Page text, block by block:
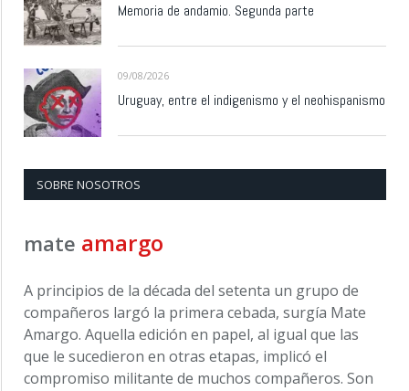
Memoria de andamio. Segunda parte
09/08/2026
Uruguay, entre el indigenismo y el neohispanismo
SOBRE NOSOTROS
mate amargo
A principios de la década del setenta un grupo de
compañeros largó la primera cebada, surgía Mate
Amargo. Aquella edición en papel, al igual que las
que le sucedieron en otras etapas, implicó el
compromiso militante de muchos compañeros. Son